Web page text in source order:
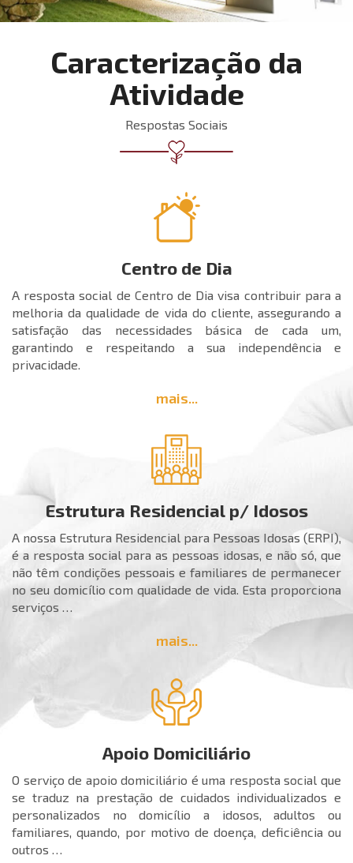
Caracterização da
Atividade
Respostas Sociais
Centro de Dia
A resposta social de Centro de Dia visa contribuir para a
melhoria da qualidade de vida do cliente, assegurando a
satisfação das necessidades básica de cada um,
garantindo e respeitando a sua independência e
privacidade.
mais...
Estrutura Residencial p/ Idosos
A nossa Estrutura Residencial para Pessoas Idosas (ERPI),
é a resposta social para as pessoas idosas, e não só, que
não têm condições pessoais e familiares de permanecer
no seu domicílio com qualidade de vida. Esta proporciona
serviços …
mais...
Apoio Domiciliário
O serviço de apoio domiciliário é uma resposta social que
se traduz na prestação de cuidados individualizados e
personalizados no domicílio a idosos, adultos ou
familiares, quando, por motivo de doença, deficiência ou
outros …